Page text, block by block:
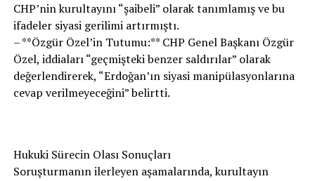
CHP’nin kurultayını “şaibeli” olarak tanımlamış ve bu
ifadeler siyasi gerilimi artırmıştı.
– **Özgür Özel’in Tutumu:** CHP Genel Başkanı Özgür
Özel, iddiaları “geçmişteki benzer saldırılar” olarak
değerlendirerek, “Erdoğan’ın siyasi manipülasyonlarına
cevap verilmeyeceğini” belirtti.
Hukuki Sürecin Olası Sonuçları
Soruşturmanın ilerleyen aşamalarında, kurultayın